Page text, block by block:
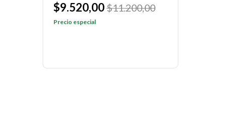
$9.520,00$11.200,00
Precio especial